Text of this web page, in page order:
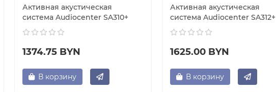
Активная акустическая
система Audiocenter SA310+
1374.75 BYN
В корзину
Активная акустическая
система Audiocenter SA312+
1625.00 BYN
В корзину